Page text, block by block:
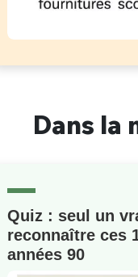
Dans la
Quiz : seul un
reconnaître ces
années 90